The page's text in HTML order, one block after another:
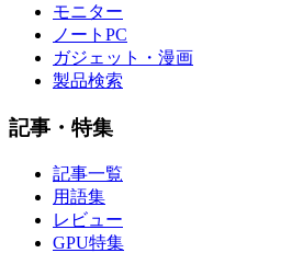
モニター
ノートPC
ガジェット・漫画
製品検索
記事・特集
記事一覧
用語集
レビュー
GPU特集